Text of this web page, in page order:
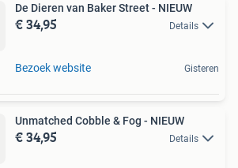
De Dieren van Baker Street - NIEUW
€ 34,95 Details
Bezoek website Gisteren
Unmatched Cobble & Fog - NIEUW
€ 34,95 Details